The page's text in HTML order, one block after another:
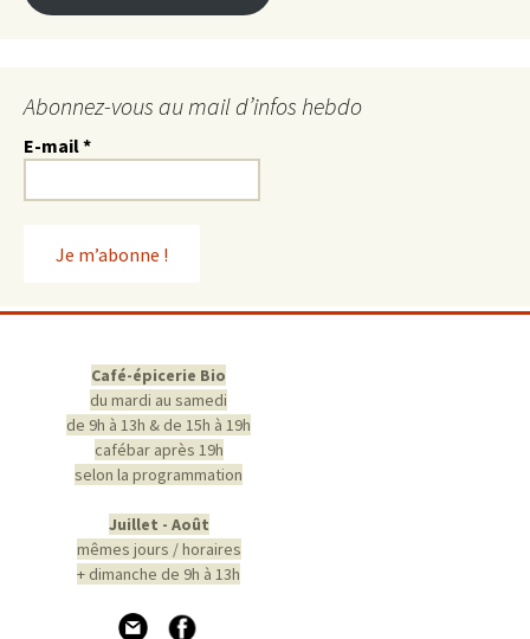
Abonnez-vous au mail d’infos hebdo
E-mail*
Café-épicerie Bio
du mardi au samedi
de 9h à 13h & de 15h à 19h
cafébar après 19h
selon la programmation
Juillet - Août
mêmes jours / horaires
+ dimanche de 9h à 13h